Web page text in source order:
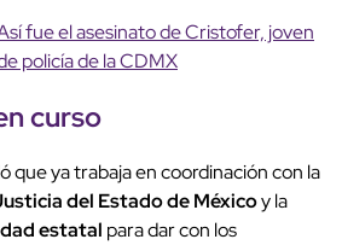
fue el asesinato de Cristofer, joven
policía de la CDMX
curso
que ya trabaja en coordinación con la
del Estado de Méxicoy la
estatal para dar con los